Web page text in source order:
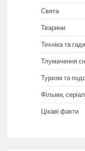
Свята
Тварини
Техніка та
Тлумачення
Туризм та
Фільми,
Цікаві факти